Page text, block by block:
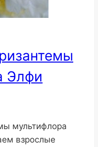
Элфи
мультифлора
взрослые